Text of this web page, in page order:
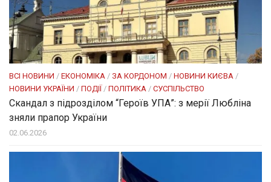
ВСІ НОВИНИ / ЕКОНОМІКА / ЗА КОРДОНОМ / НОВИНИ КИЄВА /
НОВИНИ УКРАЇНИ / ПОДІЇ / ПОЛІТИКА / СУСПІЛЬСТВО
Скандал з підрозділом “Героїв УПА”: з мерії Любліна
зняли прапор України
02.06.2026